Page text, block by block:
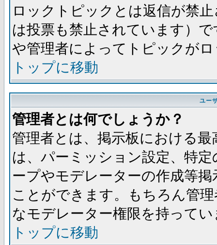
ロックトピックとは返信が禁
は投票も禁止されています）
や管理者によってトピックが
トップに移動
ユー
管理者とは何でしょうか？
管理者とは、掲示板における
は、パーミッション設定、特
ープやモデレーターの作成等
ことができます。もちろん管
なモデレーター権限を持ってい
トップに移動